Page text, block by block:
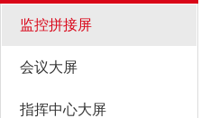
监控拼接屏
会议大屏
指挥中心大屏